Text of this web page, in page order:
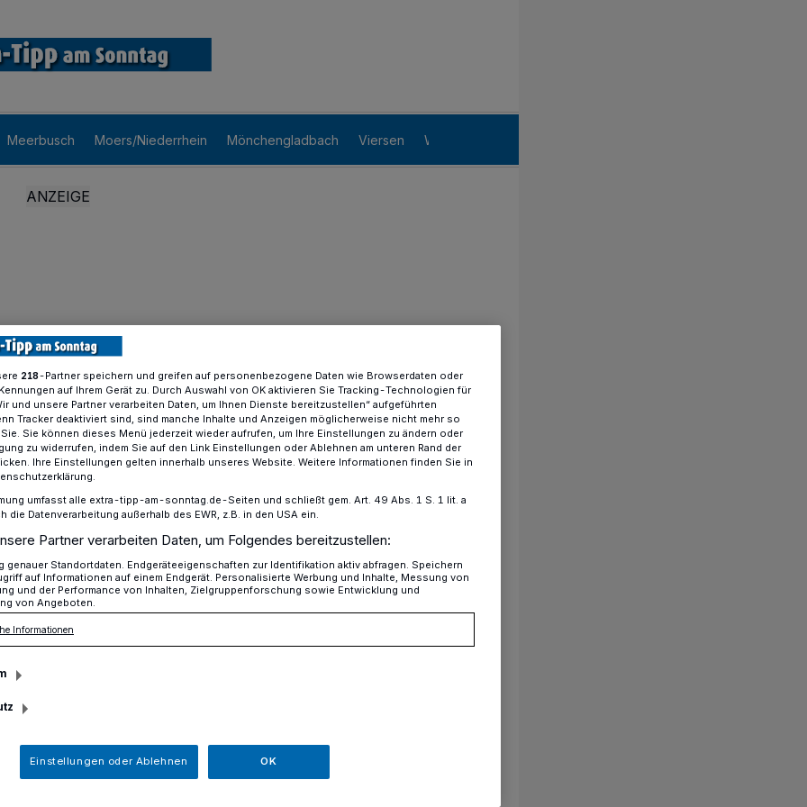
Meerbusch Moers/Niederrhein Mönchengladbach Viersen Willich
Gesundheit Krefeld schaltet Hotline zur Hitze.
„Hitze-
30 °C können den Körper stark
erhöhen. Viele Menschen fühlen
schlafen schlechter. Oft leiden sie auch
Kopfschmerzen.
218-Partner speichern und greifen auf personenbezogene Daten wie Browserdaten oder
auf Ihrem Gerät zu. Durch Auswahl von OK aktivieren Sie Tracking-Technologien für
und unsere Partner verarbeiten Daten, um Ihnen Dienste bereitzustellen“ aufgeführten
Tracker deaktiviert sind, sind manche Inhalte und Anzeigen möglicherweise nicht mehr so
Sie können dieses Menü jederzeit wieder aufrufen, um Ihre Einstellungen zu ändern oder
zu widerrufen, indem Sie auf den Link Einstellungen oder Ablehnen am unteren Rand der
Ihre Einstellungen gelten innerhalb unseres Website. Weitere Informationen finden Sie in
umfasst alle extra-tipp-am-sonntag.de-Seiten und schließt gem. Art. 49 Abs. 1 S. 1 lit. a
die Datenverarbeitung außerhalb des EWR, z.B. in den USA ein.
Partner verarbeiten Daten, um Folgendes bereitzustellen:
genauer Standortdaten. Endgeräteeigenschaften zur Identifikation aktiv abfragen. Speichern
auf Informationen auf einem Endgerät. Personalisierte Werbung und Inhalte, Messung von
und der Performance von Inhalten, Zielgruppenforschung sowie Entwicklung und
von Angeboten.
Informationen
Einstellungen oder Ablehnen OK